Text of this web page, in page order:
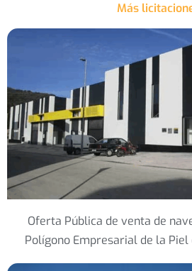
Más
Oferta Pública de venta de
Polígono Empresarial de la Piel